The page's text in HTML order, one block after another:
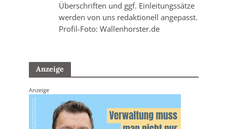
Überschriften und ggf. Einleitungssätze
werden von uns redaktionell angepasst.
Profil-Foto: Wallenhorster.de
Anzeige
Anzeige